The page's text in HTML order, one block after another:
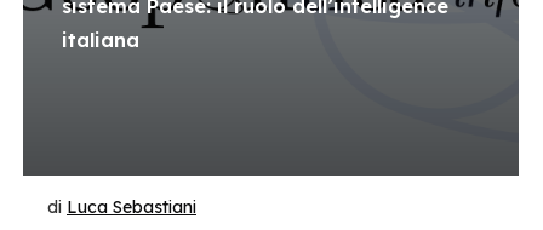
sistema Paese: il ruolo dell’intelligence
italiana
di Luca Sebastiani